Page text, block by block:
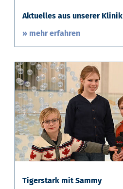
Aktuelles aus unserer Klinik
» mehr erfahren
Tigerstark mit Sammy